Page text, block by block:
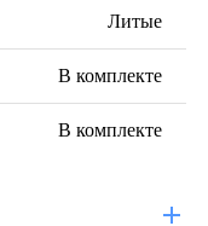
Литые
В комплекте
В комплекте